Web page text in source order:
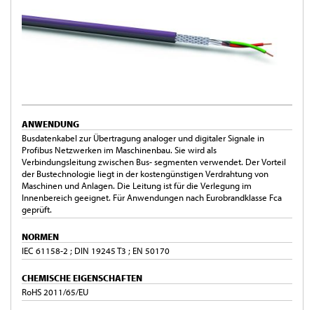
ANWENDUNG
Busdatenkabel zur Übertragung analoger und digitaler Signale in
Profibus Netzwerken im Maschinenbau. Sie wird als
Verbindungsleitung zwischen Bus- segmenten verwendet. Der Vorteil
der Bustechnologie liegt in der kostengünstigen Verdrahtung von
Maschinen und Anlagen. Die Leitung ist für die Verlegung im
Innenbereich geeignet. Für Anwendungen nach Eurobrandklasse Fca
geprüft.
NORMEN
IEC 61158-2 ; DIN 19245 T3 ; EN 50170
CHEMISCHE EIGENSCHAFTEN
RoHS 2011/65/EU